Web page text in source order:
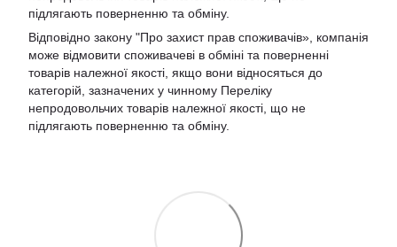
підлягають поверненню та обміну.
Відповідно закону "Про захист прав споживачів» , компанія
може відмовити споживачеві в обміні та поверненні
товарів належної якості, якщо вони відносяться до
категорій, зазначених у чинному Переліку
непродовольчих товарів належної якості, що не
підлягають поверненню та обміну.